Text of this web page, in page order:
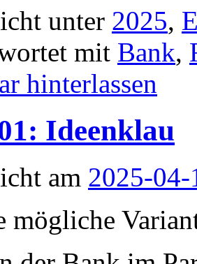
unter 2025,
mit Bank,
hinterlassen
Ideenklau
am 2025-04-
mögliche